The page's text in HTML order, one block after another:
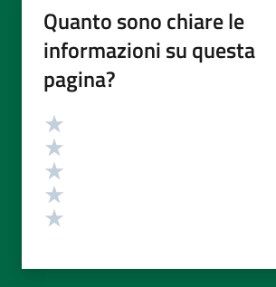
Quanto sono chiare le
informazioni su questa
pagina?
Valutazione